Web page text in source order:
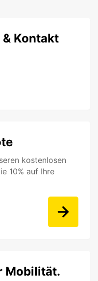
Kontakt
kostenlosen
10% auf Ihre
Mobilität.